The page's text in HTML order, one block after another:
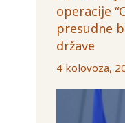
operacije
presudne
države
4 kolovoza,